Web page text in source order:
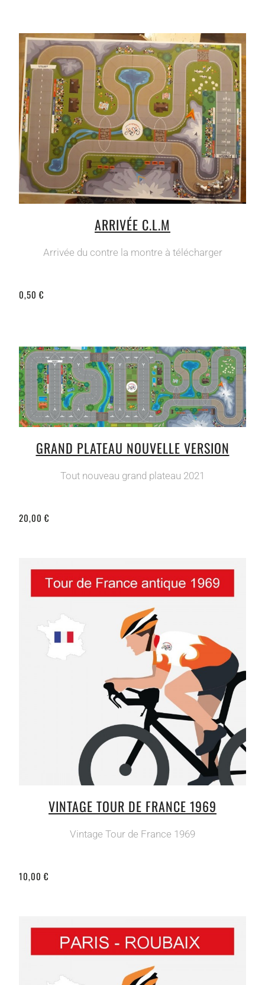
ARRIVÉE C.L.M
Arrivée du contre la montre à télécharger
0,50 €
GRAND PLATEAU NOUVELLE VERSION
Tout nouveau grand plateau 2021
20,00 €
VINTAGE TOUR DE FRANCE 1969
Vintage Tour de France 1969
10,00 €